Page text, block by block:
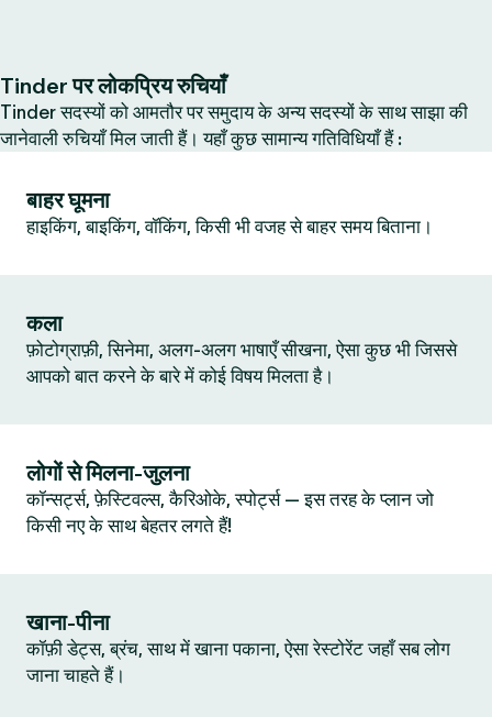
Tinder पर लोकप्रिय रुचियाँ
Tinder सदस्यों को आमतौर पर समुदाय के अन्य सदस्यों के साथ साझा की
जानेवाली रुचियाँ मिल जाती हैं। यहाँ कुछ सामान्य गतिविधियाँ हैं :
बाहर घूमना
हाइकिंग, बाइकिंग, वॉकिंग, किसी भी वजह से बाहर समय बिताना।
कला
फ़ोटोग्राफ़ी, सिनेमा, अलग-अलग भाषाएँ सीखना, ऐसा कुछ भी जिससे
आपको बात करने के बारे में कोई विषय मिलता है।
लोगों से मिलना-जुलना
कॉन्सर्ट्स, फ़ेस्टिवल्स, कैरिओके, स्पोर्ट्स — इस तरह के प्लान जो
किसी नए के साथ बेहतर लगते हैं!
खाना-पीना
कॉफ़ी डेट्स, ब्रंच, साथ में खाना पकाना, ऐसा रेस्टोरेंट जहाँ सब लोग
जाना चाहते हैं।